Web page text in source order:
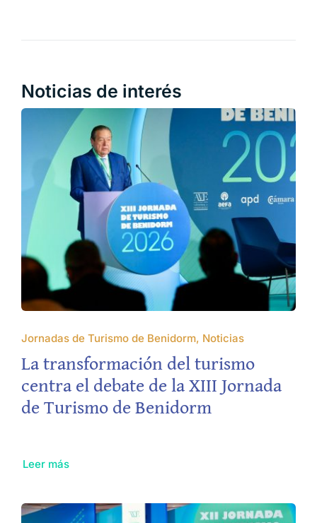
Noticias de interés
Jornadas de Turismo de Benidorm, Noticias
La transformación del turismo
centra el debate de la XIII Jornada
de Turismo de Benidorm
Leer más